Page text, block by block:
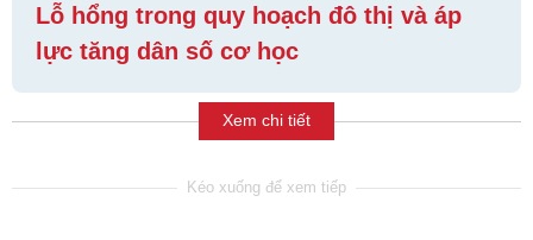
Lỗ hổng trong quy hoạch đô thị và áp
lực tăng dân số cơ học
Xem chi tiết